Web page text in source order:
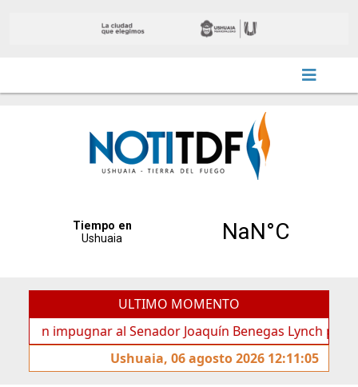
ULTIMO MOMENTO
al Senador Joaquín Benegas Lynch por “conflicto
Ushuaia, 06 agosto 2026 12:11:05